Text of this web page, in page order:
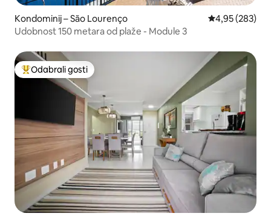
Kondominij – São Lourenço Prosječna
4,95 (283)
Udobnost 150 metara od plaže - Module 3
Među najviše rangiranima s oznakom „Odabrali gosti”
Odabrali gosti